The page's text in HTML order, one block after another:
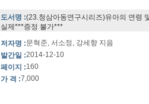
도서명 :(23.청삼아동연구시리즈)유아의 연령
실제***증정 불가***
저자명 :문혁준, 서소정, 강세향 지음
발간일 :2014-12-10
페이지 :160
가 격 :7,000